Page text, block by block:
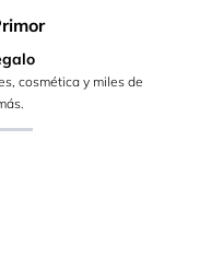
cosmética y miles de